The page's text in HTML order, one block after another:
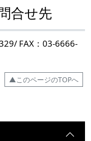
合せ先
FAX：03-6666-
▲このページのTOPへ